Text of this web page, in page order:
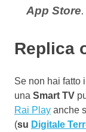
App Store.
Replica
Se non hai fatto
una Smart TV
Rai Play anche
(su Digitale